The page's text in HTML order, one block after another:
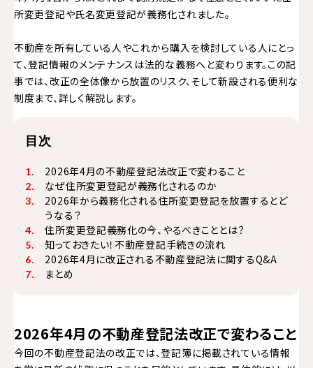
所変更登記や氏名変更登記が義務化されました。
不動産を所有している人やこれから購入を検討している人にとっ
て、登記情報のメンテナンスは法的な義務へと変わります。この記
事では、改正の全体像から放置のリスク、そして新設される便利な
制度まで、詳しく解説します。
目次
2026年4月の不動産登記法改正で変わること
なぜ住所変更登記が義務化されるのか
2026年から義務化される住所変更登記を放置するとど
うなる？
住所変更登記義務化の今、やるべきこととは？
知っておきたい！不動産登記手続きの流れ
2026年4月に改正される不動産登記法に関するQ&A
まとめ
2026年4月の不動産登記法改正で変わること
今回の不動産登記法の改正では、登記簿に掲載されている情報